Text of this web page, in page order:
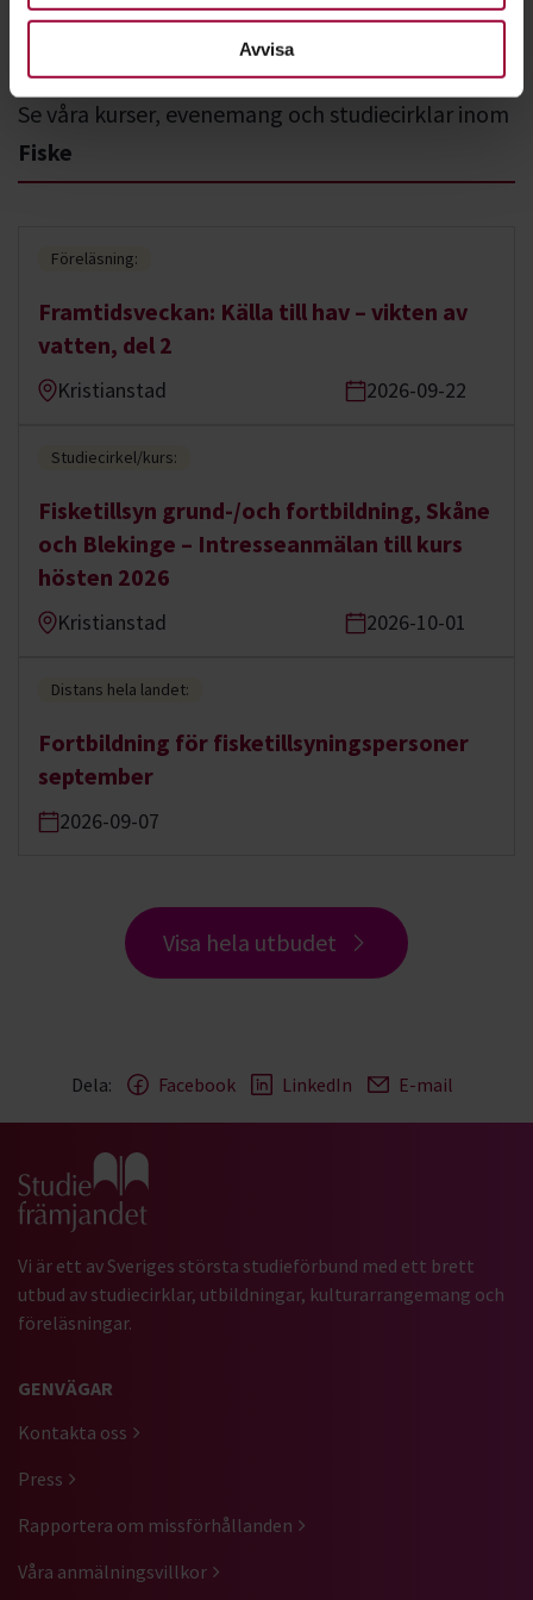
Avvisa
Se våra kurser, evenemang och studiecirklar inom
Fiske
Föreläsning:
Framtidsveckan: Källa till hav – vikten av
vatten, del 2
Kristianstad 2026-09-22
Studiecirkel/kurs:
Fisketillsyn grund-/och fortbildning, Skåne
och Blekinge – Intresseanmälan till kurs
hösten 2026
Kristianstad 2026-10-01
Distans hela landet:
Fortbildning för fisketillsyningspersoner
september
2026-09-07
Visa hela utbudet
Dela: Facebook LinkedIn E-mail
Gå till studiefrämjandets startsida
Vi är ett av Sveriges största studieförbund med ett brett
utbud av studiecirklar, utbildningar, kulturarrangemang och
föreläsningar.
GENVÄGAR
Kontakta oss
Press
Rapportera om missförhållanden
Våra anmälningsvillkor